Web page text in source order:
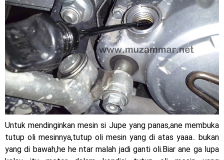
Untuk mendinginkan mesin si Jupe yang panas,ane membuka
tutup oli mesinnya,tutup oli mesin yang di atas yaaa.. bukan
yang di bawah,he he ntar malah jadi ganti oli.Biar ane ga lupa